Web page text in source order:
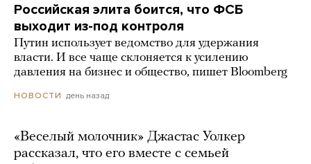
Российская элита боится, что ФСБ
выходит из-под контроля
Путин использует ведомство для удержания
власти. И все чаще склоняется к усилению
давления на бизнес и общество, пишет Bloomberg
НОВОСТИ день назад
«Веселый молочник» Джастас Уолкер
рассказал, что его вместе с семьей